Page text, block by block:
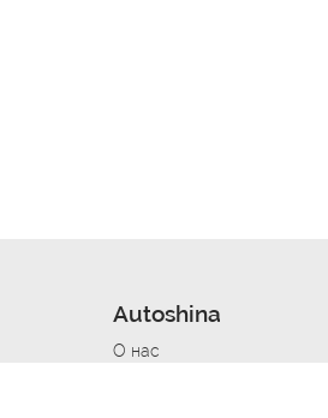
Autoshina
О нас